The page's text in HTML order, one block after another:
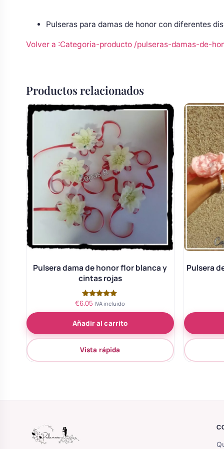
floral coche
Pulseras para damas de honor con diferentes
Volver a :Categoria-producto /pulseras-damas-de-
Productos relacionados
Pulsera dama de honor flor blanca y
cintas rojas
Valorado
de 5
€6.05 IVA incluido
Añadir al carrito
Vista rápida
Pulsera